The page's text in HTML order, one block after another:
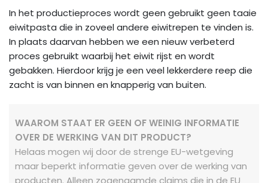
In het productieproces wordt geen gebruikt geen taaie
eiwitpasta die in zoveel andere eiwitrepen te vinden is.
In plaats daarvan hebben we een nieuw verbeterd
proces gebruikt waarbij het eiwit rijst en wordt
gebakken. Hierdoor krijg je een veel lekkerdere reep die
zacht is van binnen en knapperig van buiten.
WAAROM STAAT ER GEEN OF WEINIG INFORMATIE
OVER DE WERKING VAN DIT PRODUCT?
Helaas mogen wij door de strenge EU-wetgeving
maar beperkt informatie geven over de werking van
producten. Alleen zogenaamde claims die in de EU